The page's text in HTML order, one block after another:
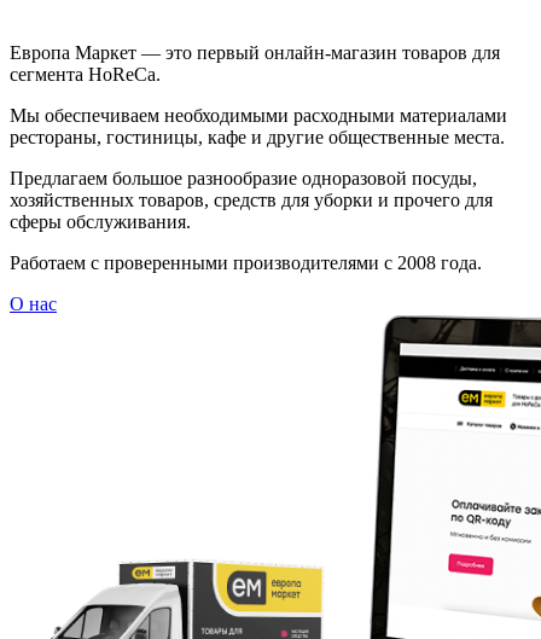
Европа Маркет — это первый онлайн-магазин товаров для
сегмента HoReCa.
Мы обеспечиваем необходимыми расходными материалами
рестораны, гостиницы, кафе и другие общественные места.
Предлагаем большое разнообразие одноразовой посуды,
хозяйственных товаров, средств для уборки и прочего для
сферы обслуживания.
Работаем с проверенными производителями с 2008 года.
О нас